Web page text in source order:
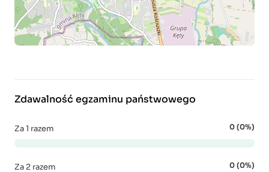
Zdawalność egzaminu państwowego
Za 1 razem 0 (0%)
Za 2 razem 0 (0%)